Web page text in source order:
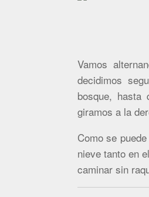
Vamos
decidimos
bosque,
giramos a la
Como se
nieve tanto en
caminar sin